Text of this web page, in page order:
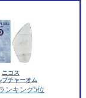
ニコス
プチャーオム
ンキング5位